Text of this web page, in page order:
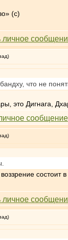
(с)
что не
это Дигнага,
состоит